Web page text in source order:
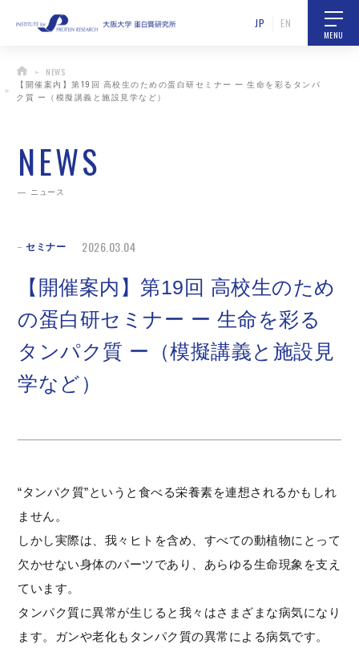
MENU
JP EN
NEWS
【開催案内】第19回 高校生のための蛋白研セミナー ー 生命を彩るタンパ
ク質 ー（模擬講義と施設見学など）
NEWS
ニュース
セミナー 2026.03.04
【開催案内】第19回 高校生のため
の蛋白研セミナー ー 生命を彩る
タンパク質 ー（模擬講義と施設見
学など）
“タンパク質”というと食べる栄養素を連想されるかもしれ
ません。
しかし実際は、我々ヒトを含め、すべての動植物にとって
欠かせない身体のパーツであり、あらゆる生命現象を支え
ています。
タンパク質に異常が生じると我々はさまざまな病気になり
ます。ガンや老化もタンパク質の異常による病気です。